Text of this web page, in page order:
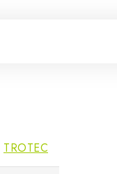
TROTEC